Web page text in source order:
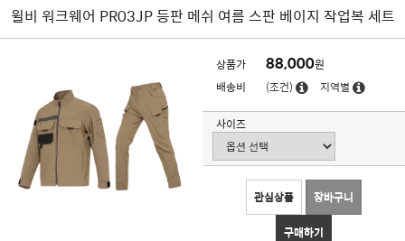
윌비 워크웨어 PR03JP 등판 메쉬 여름 스판 베이지 작업복 세트
상품가 88,000원
배송비
(조건) 지역별
사이즈
관심상품 장바구니
구매하기